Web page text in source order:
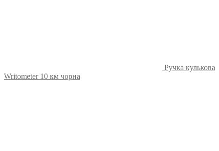
Ручка кулькова
Writometer 10 км чорна